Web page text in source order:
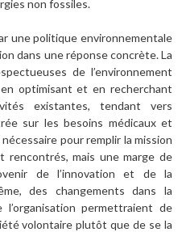
non fossiles.
une politique environnementale
dans une réponse concrète. La
de l’environnement
optimisant et en recherchant
existantes, tendant vers
sur les besoins médicaux et
pour remplir la mission
rencontrés, mais une marge de
de l’innovation et de la
des changements dans la
permettraient de
volontaire plutôt que de se la